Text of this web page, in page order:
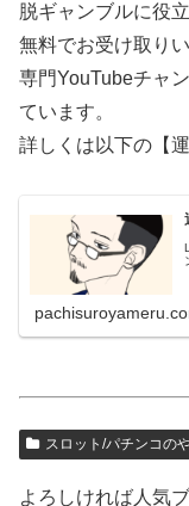
脱ギャンブルに役
無料でお受け取り
専門YouTubeチャ
ています。
詳しくは以下の【
スロット/パチンコの
よろしければ人気